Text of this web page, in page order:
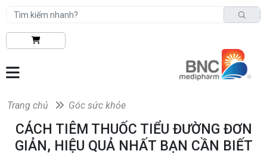
Trang chủ Góc sức khỏe
CÁCH TIÊM THUỐC TIỂU ĐƯỜNG ĐƠN
GIẢN, HIỆU QUẢ NHẤT BẠN CẦN BIẾT